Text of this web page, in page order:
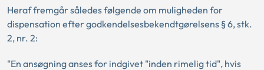
Heraf fremgår således følgende om muligheden for
dispensation efter godkendelsesbekendtgørelsens § 6, stk.
2, nr. 2:
"En ansøgning anses for indgivet "inden rimelig tid", hvis